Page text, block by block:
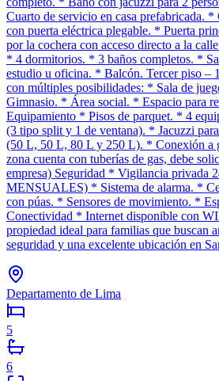
Cuarto de servicio en casa prefabricada.
con puerta eléctrica plegable. * Puerta
por la cochera con acceso directo a la
* 4 dormitorios. * 3 baños completos. *
estudio u oficina. * Balcón. Tercer piso –
con múltiples posibilidades: * Sala de
Gimnasio. * Área social. * Espacio para
Equipamiento * Pisos de parquet. * 4
(3 tipo split y 1 de ventana). * Jacuzzi
(50 L, 50 L, 80 L y 250 L). * Conexión a
zona cuenta con tuberías de gas, debe
empresa) Seguridad * Vigilancia privada
MENSUALES) * Sistema de alarma. *
con púas. * Sensores de movimiento. *
Conectividad * Internet disponible con
propiedad ideal para familias que buscan
seguridad y una excelente ubicación en
Departamento de Lima
5
6